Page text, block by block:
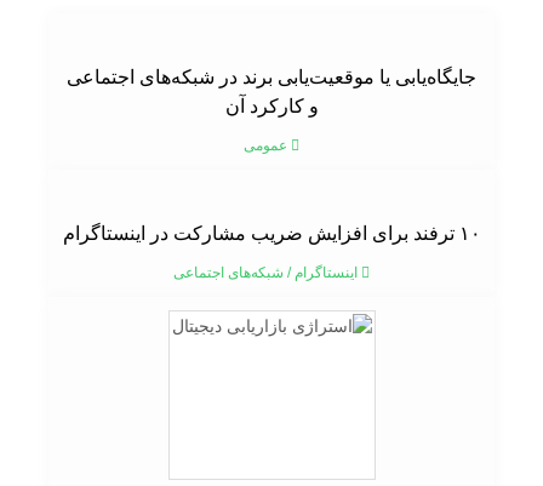
جایگاه‌یابی یا موقعیت‌یابی برند در شبکه‌های اجتماعی
و کارکرد آن
عمومی
۱۰ ترفند برای افزایش ضریب مشارکت در اینستاگرام
اینستاگرام/شبکه‌های اجتماعی